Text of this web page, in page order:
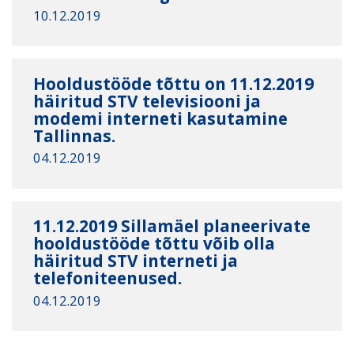
10.12.2019
Hooldustööde tõttu on 11.12.2019
häiritud STV televisiooni ja
modemi interneti kasutamine
Tallinnas.
04.12.2019
11.12.2019 Sillamäel planeerivate
hooldustööde tõttu võib olla
häiritud STV interneti ja
telefoniteenused.
04.12.2019